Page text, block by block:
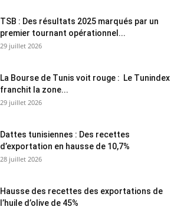
TSB : Des résultats 2025 marqués par un
premier tournant opérationnel...
29 juillet 2026
La Bourse de Tunis voit rouge : Le Tunindex
franchit la zone...
29 juillet 2026
Dattes tunisiennes : Des recettes
d’exportation en hausse de 10,7%
28 juillet 2026
Hausse des recettes des exportations de
l’huile d’olive de 45%